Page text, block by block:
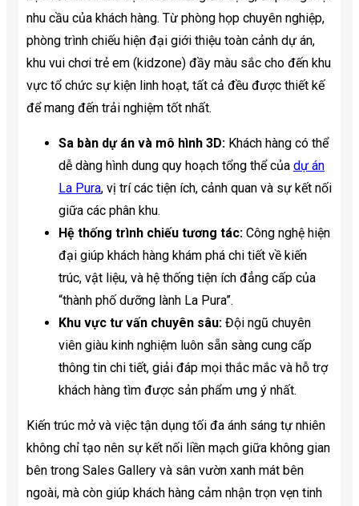
nhu cầu của khách hàng. Từ phòng họp chuyên nghiệp,
phòng trình chiếu hiện đại giới thiệu toàn cảnh dự án,
khu vui chơi trẻ em (kidzone) đầy màu sắc cho đến khu
vực tổ chức sự kiện linh hoạt, tất cả đều được thiết kế
để mang đến trải nghiệm tốt nhất.
Sa bàn dự án và mô hình 3D: Khách hàng có thể
dễ dàng hình dung quy hoạch tổng thể của dự án
La Pura, vị trí các tiện ích, cảnh quan và sự kết nối
giữa các phân khu.
Hệ thống trình chiếu tương tác: Công nghệ hiện
đại giúp khách hàng khám phá chi tiết về kiến
trúc, vật liệu, và hệ thống tiện ích đẳng cấp của
“thành phố dưỡng lành La Pura”.
Khu vực tư vấn chuyên sâu: Đội ngũ chuyên
viên giàu kinh nghiệm luôn sẵn sàng cung cấp
thông tin chi tiết, giải đáp mọi thắc mắc và hỗ trợ
khách hàng tìm được sản phẩm ưng ý nhất.
Kiến trúc mở và việc tận dụng tối đa ánh sáng tự nhiên
không chỉ tạo nên sự kết nối liền mạch giữa không gian
bên trong Sales Gallery và sân vườn xanh mát bên
ngoài, mà còn giúp khách hàng cảm nhận trọn vẹn tinh